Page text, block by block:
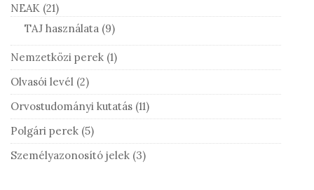
NEAK (21)
TAJ használata (9)
Nemzetközi perek (1)
Olvasói levél (2)
Orvostudományi kutatás (11)
Polgári perek (5)
Személyazonosító jelek (3)